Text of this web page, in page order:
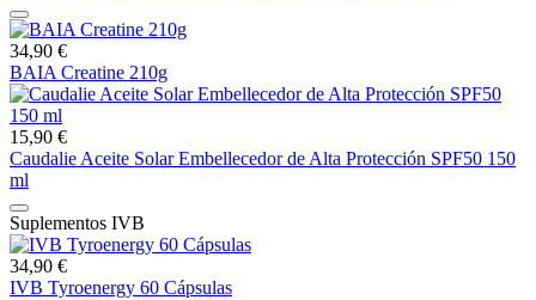
34,90 €
BAIA Creatine 210g
15,90 €
Caudalie Aceite Solar Embellecedor de Alta Protección SPF50 150
ml
Suplementos IVB
34,90 €
IVB Tyroenergy 60 Cápsulas